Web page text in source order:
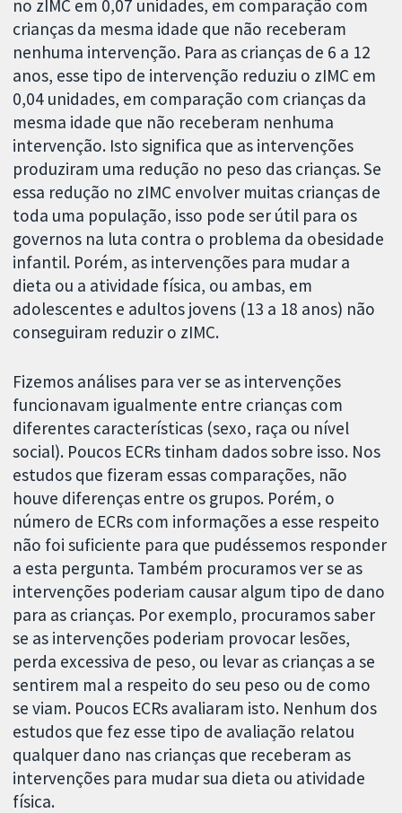
no zIMC em 0,07 unidades, em comparação com
crianças da mesma idade que não receberam
nenhuma intervenção. Para as crianças de 6 a 12
anos, esse tipo de intervenção reduziu o zIMC em
0,04 unidades, em comparação com crianças da
mesma idade que não receberam nenhuma
intervenção. Isto significa que as intervenções
produziram uma redução no peso das crianças. Se
essa redução no zIMC envolver muitas crianças de
toda uma população, isso pode ser útil para os
governos na luta contra o problema da obesidade
infantil. Porém, as intervenções para mudar a
dieta ou a atividade física, ou ambas, em
adolescentes e adultos jovens (13 a 18 anos) não
conseguiram reduzir o zIMC.
Fizemos análises para ver se as intervenções
funcionavam igualmente entre crianças com
diferentes características (sexo, raça ou nível
social). Poucos ECRs tinham dados sobre isso. Nos
estudos que fizeram essas comparações, não
houve diferenças entre os grupos. Porém, o
número de ECRs com informações a esse respeito
não foi suficiente para que pudéssemos responder
a esta pergunta. Também procuramos ver se as
intervenções poderiam causar algum tipo de dano
para as crianças. Por exemplo, procuramos saber
se as intervenções poderiam provocar lesões,
perda excessiva de peso, ou levar as crianças a se
sentirem mal a respeito do seu peso ou de como
se viam. Poucos ECRs avaliaram isto. Nenhum dos
estudos que fez esse tipo de avaliação relatou
qualquer dano nas crianças que receberam as
intervenções para mudar sua dieta ou atividade
física.